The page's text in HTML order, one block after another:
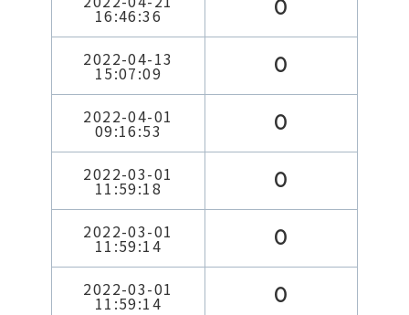
16:46:36 0
2022-04-13
15:07:09 0
2022-04-01
09:16:53 0
2022-03-01
11:59:18 0
2022-03-01
11:59:14 0
2022-03-01
11:59:14 0